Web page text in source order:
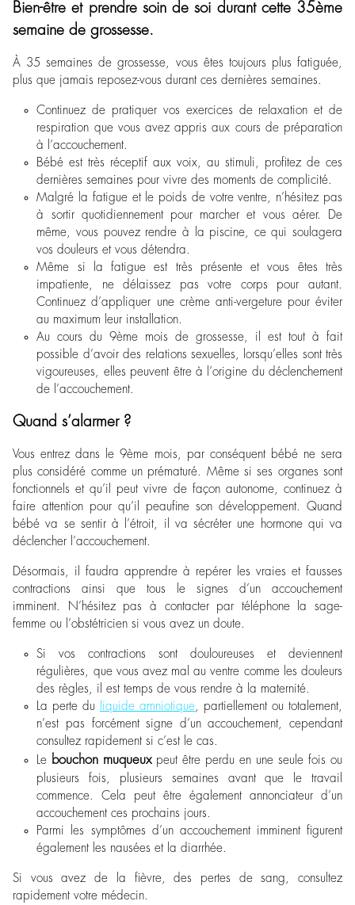
Bien-être et prendre soin de soi durant cette 35ème
semaine de grossesse.
À 35 semaines de grossesse, vous êtes toujours plus fatiguée,
plus que jamais reposez-vous durant ces dernières semaines.
Continuez de pratiquer vos exercices de relaxation et de
respiration que vous avez appris aux cours de préparation
à l’accouchement.
Bébé est très réceptif aux voix, au stimuli, profitez de ces
dernières semaines pour vivre des moments de complicité.
Malgré la fatigue et le poids de votre ventre, n’hésitez pas
à sortir quotidiennement pour marcher et vous aérer. De
même, vous pouvez rendre à la piscine, ce qui soulagera
vos douleurs et vous détendra.
Même si la fatigue est très présente et vous êtes très
impatiente, ne délaissez pas votre corps pour autant.
Continuez d’appliquer une crème anti-vergeture pour éviter
au maximum leur installation.
Au cours du 9ème mois de grossesse, il est tout à fait
possible d’avoir des relations sexuelles, lorsqu’elles sont très
vigoureuses, elles peuvent être à l’origine du déclenchement
de l’accouchement.
Quand s’alarmer ?
Vous entrez dans le 9ème mois, par conséquent bébé ne sera
plus considéré comme un prématuré. Même si ses organes sont
fonctionnels et qu’il peut vivre de façon autonome, continuez à
faire attention pour qu’il peaufine son développement. Quand
bébé va se sentir à l’étroit, il va sécréter une hormone qui va
déclencher l’accouchement.
Désormais, il faudra apprendre à repérer les vraies et fausses
contractions ainsi que tous le signes d’un accouchement
imminent. N’hésitez pas à contacter par téléphone la sage-
femme ou l’obstétricien si vous avez un doute.
Si vos contractions sont douloureuses et deviennent
régulières, que vous avez mal au ventre comme les douleurs
des règles, il est temps de vous rendre à la maternité.
La perte du
liquide amniotique , partiellement ou totalement,
n’est pas forcément signe d’un accouchement, cependant
consultez rapidement si c’est le cas.
Le bouchon muqueuxpeut être perdu en une seule fois ou
plusieurs fois, plusieurs semaines avant que le travail
commence. Cela peut être également annonciateur d’un
accouchement ces prochains jours.
Parmi les symptômes d’un accouchement imminent figurent
également les nausées et la diarrhée.
Si vous avez de la fièvre, des pertes de sang, consultez
rapidement votre médecin.